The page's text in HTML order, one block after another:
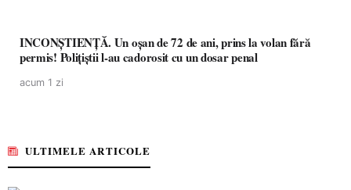
INCONȘTIENȚĂ. Un oșan de 72 de ani, prins la volan fără
permis! Polițiștii l-au cadorosit cu un dosar penal
acum 1 zi
ULTIMELE ARTICOLE